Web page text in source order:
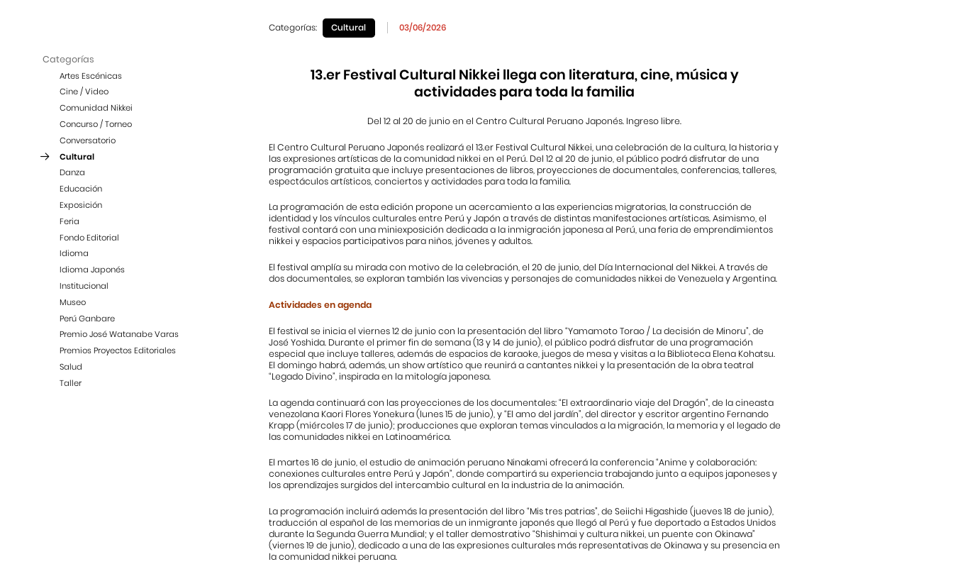
Categorías
Artes Escénicas
Cine / Video
Comunidad Nikkei
Concurso / Torneo
Conversatorio
Cultural
Danza
Educación
Exposición
Feria
Fondo Editorial
Idioma
Idioma Japonés
Institucional
Museo
Perú Ganbare
Premio José Watanabe Varas
Premios Proyectos Editoriales
Salud
Taller
Categorías: Cultural 03/06/2026
13.er Festival Cultural Nikkei llega con literatura, cine, música y
actividades para toda la familia
Del 12 al 20 de junio en el Centro Cultural Peruano Japonés. Ingreso libre.
El Centro Cultural Peruano Japonés realizará el 13.erFestival Cultural Nikkei, una celebración de la cultura, la historia y
las expresiones artísticas de la comunidad nikkei en el Perú. Del 12 al 20 de junio, el público podrá disfrutar de una
programación gratuita que incluye presentaciones de libros, proyecciones de documentales, conferencias, talleres,
espectáculos artísticos, conciertos y actividades para toda la familia.
La programación de esta edición propone un acercamiento a las experiencias migratorias, la construcción de
identidad y los vínculos culturales entre Perú y Japón a través de distintas manifestaciones artísticas. Asimismo, el
festival contará con una miniexposición dedicada a la inmigración japonesa al Perú, una feria de emprendimientos
nikkei y espacios participativos para niños, jóvenes y adultos.
El festival amplía su mirada con motivo de la celebración, el 20 de junio, del Día Internacional del Nikkei. A través de
dos documentales, se exploran también las vivencias y personajes de comunidades nikkei de Venezuela y Argentina.
Actividades en agenda
El festival se inicia el viernes 12 de junio con la presentación del libro “Yamamoto Torao / La decisión de Minoru”, de
José Yoshida. Durante el primer fin de semana (13 y 14 de junio), el público podrá disfrutar de una programación
especial que incluye talleres, además de espacios de karaoke, juegos de mesa y visitas a la Biblioteca Elena Kohatsu.
El domingo habrá, además, un show artístico que reunirá a cantantes nikkei y la presentación de la obra teatral
“Legado Divino”, inspirada en la mitología japonesa.
La agenda continuará con las proyecciones de los documentales: “El extraordinario viaje del Dragón”, de la cineasta
venezolana Kaori Flores Yonekura (lunes 15 de junio), y “El amo del jardín”, del director y escritor argentino Fernando
Krapp (miércoles 17 de junio); producciones que exploran temas vinculados a la migración, la memoria y el legado de
las comunidades nikkei en Latinoamérica.
El martes 16 de junio, el estudio de animación peruano Ninakami ofrecerá la conferencia “Anime y colaboración:
conexiones culturales entre Perú y Japón”, donde compartirá su experiencia trabajando junto a equipos japoneses y
los aprendizajes surgidos del intercambio cultural en la industria de la animación.
La programación incluirá además la presentación del libro “Mis tres patrias”, de Seiichi Higashide (jueves 18 de junio),
traducción al español de las memorias de un inmigrante japonés que llegó al Perú y fue deportado a Estados Unidos
durante la Segunda Guerra Mundial; y el taller demostrativo “Shishimai y cultura nikkei, un puente con Okinawa”
(viernes 19 de junio), dedicado a una de las expresiones culturales más representativas de Okinawa y su presencia en
la comunidad nikkei peruana.